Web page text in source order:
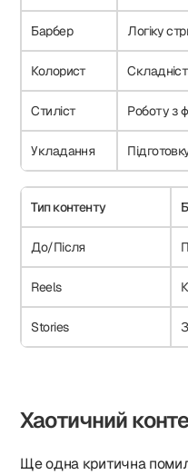
Барбер Логіку
Колорист
Стиліст Роботу з
Укладання
Тип контенту
До/Після
Reels
Stories
Хаотичний
Ще одна критична